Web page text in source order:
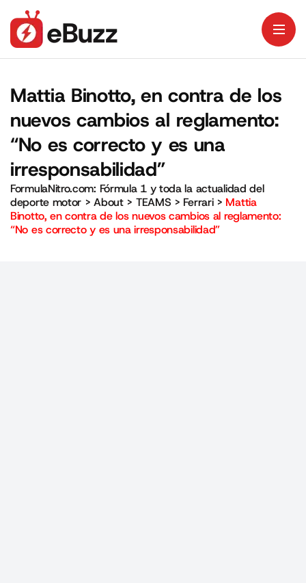
Mattia Binotto, en contra de los
nuevos cambios al reglamento:
“No es correcto y es una
irresponsabilidad”
FormulaNitro.com: Fórmula 1 y toda la actualidad del
deporte motor >About> TEAMS > Ferrari> Mattia
Binotto, en contra de los nuevos cambios al reglamento:
“No es correcto y es una irresponsabilidad”